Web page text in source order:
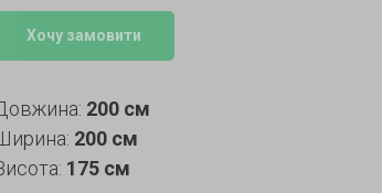
Хочу замовити
200 см
200 см
175 см